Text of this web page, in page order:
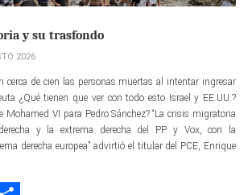
y su trasfondo
2026
cerca de cien las personas muertas al intentar ingresar
¿Qué tienen que ver con todo esto Israel y EE.UU.?
Mohamed VI para Pedro Sánchez? “La crisis migratoria
y la extrema derecha del PP y Vox, con la
derecha europea” advirtió el titular del PCE, Enrique